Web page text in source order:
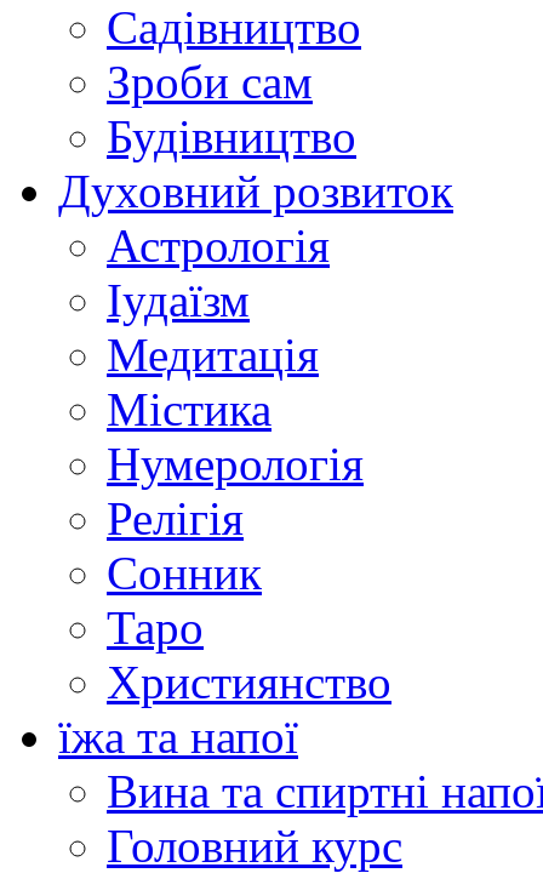
Садівництво
Зроби сам
Будівництво
Духовний розвиток
Астрологія
Іудаїзм
Медитація
Містика
Нумерологія
Релігія
Сонник
Таро
Християнство
їжа та напої
Вина та спиртні
Головний курс